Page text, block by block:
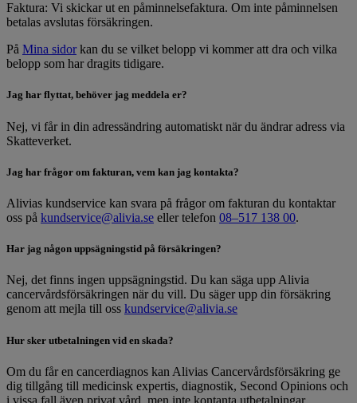
Faktura: Vi skickar ut en påminnelsefaktura. Om inte påminnelsen
betalas avslutas försäkringen.
På Mina sidor kan du se vilket belopp vi kommer att dra och vilka
belopp som har dragits tidigare.
Jag har flyttat, behöver jag meddela er?
Nej, vi får in din adressändring automatiskt när du ändrar adress via
Skatteverket.
Jag har frågor om fakturan, vem kan jag kontakta?
Alivias kundservice kan svara på frågor om fakturan du kontaktar
oss på kundservice@alivia.se eller telefon 08–517 138 00.
Har jag någon uppsägningstid på försäkringen?
Nej, det finns ingen uppsägningstid. Du kan säga upp Alivia
cancervårdsförsäkringen när du vill. Du säger upp din försäkring
genom att mejla till oss kundservice@alivia.se
Hur sker utbetalningen vid en skada?
Om du får en cancerdiagnos kan Alivias Cancervårdsförsäkring ge
dig tillgång till medicinsk expertis, diagnostik, Second Opinions och
i vissa fall även privat vård, men inte kontanta utbetalningar.